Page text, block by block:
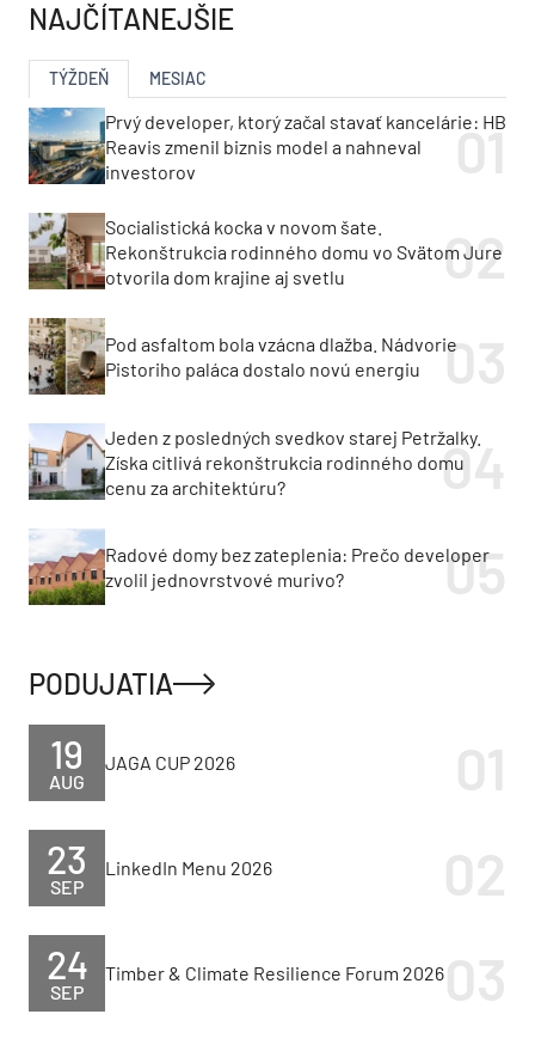
NAJČÍTANEJŠIE
TÝŽDEŇ MESIAC
Prvý developer, ktorý začal stavať kancelárie: HB
Reavis zmenil biznis model a nahneval
investorov
Socialistická kocka v novom šate.
Rekonštrukcia rodinného domu vo Svätom Jure
otvorila dom krajine aj svetlu
Pod asfaltom bola vzácna dlažba. Nádvorie
Pistoriho paláca dostalo novú energiu
Jeden z posledných svedkov starej Petržalky.
Získa citlivá rekonštrukcia rodinného domu
cenu za architektúru?
Radové domy bez zateplenia: Prečo developer
zvolil jednovrstvové murivo?
PODUJATIA
AUG
19 JAGA CUP 2026
SEP
23 LinkedIn Menu 2026
SEP
24 Timber & Climate Resilience Forum 2026